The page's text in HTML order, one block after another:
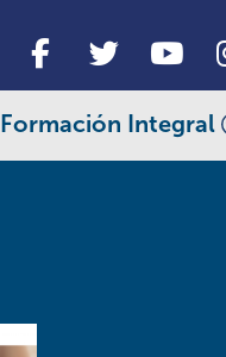
Formación Integral